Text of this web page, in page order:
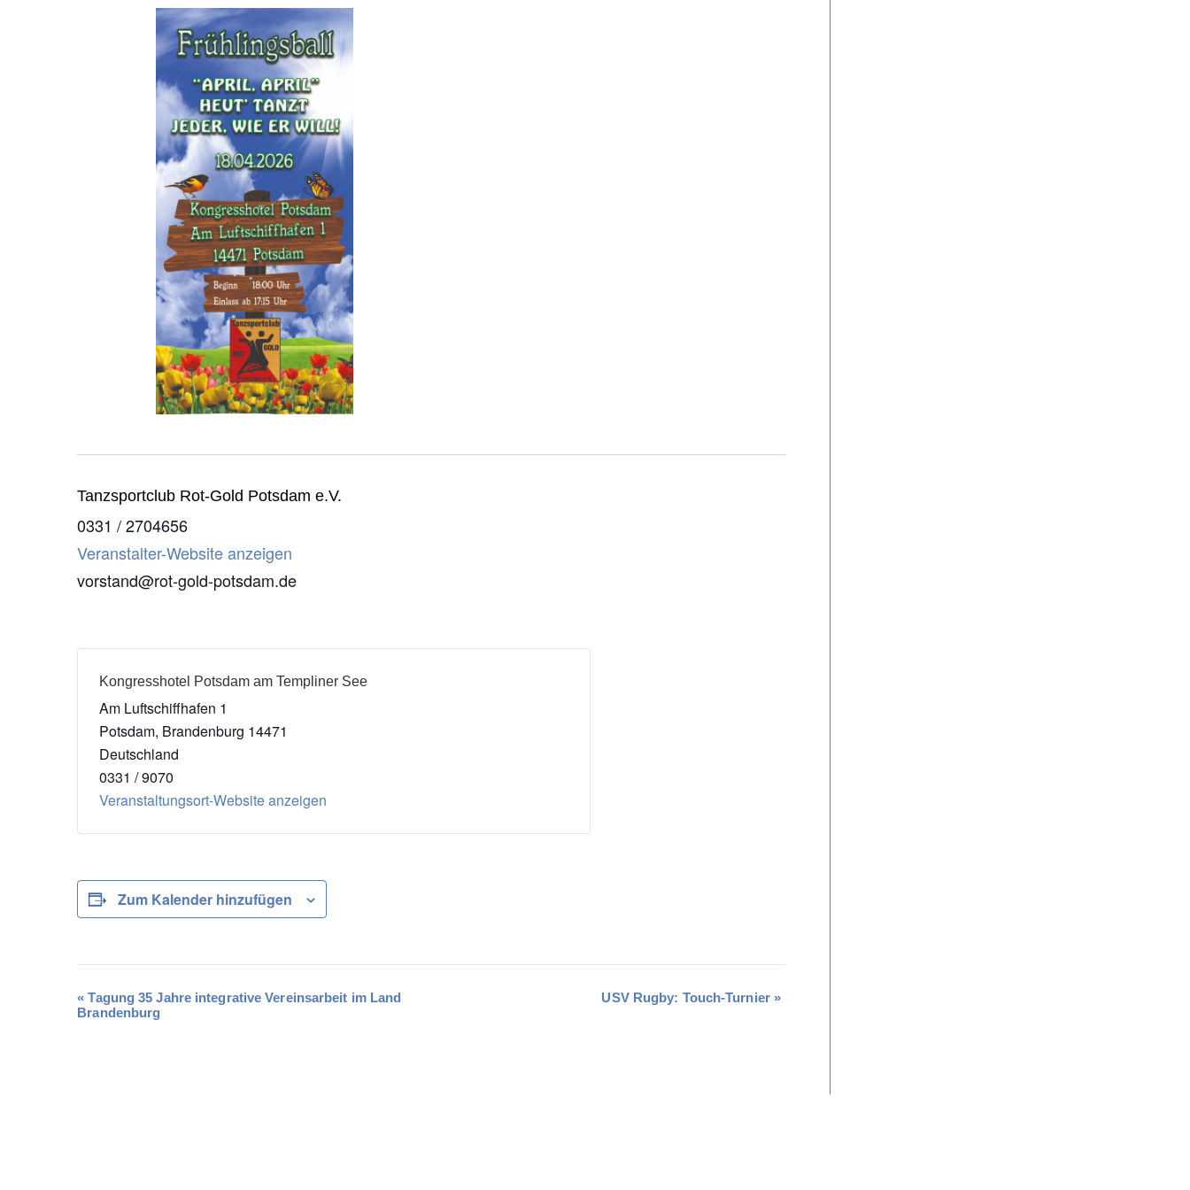
Tanzsportclub Rot-Gold Potsdam e.V.
0331 / 2704656
Veranstalter-Website anzeigen
vorstand@rot-gold-potsdam.de
Kongresshotel Potsdam am Templiner See
Am Luftschiffhafen 1
Potsdam, Brandenburg 14471
Deutschland
0331 / 9070
Veranstaltungsort-Website anzeigen
Zum Kalender hinzufügen
V
e
« Tagung 35 Jahre integrative Vereinsarbeit im Land
Brandenburg
USV Rugby: Touch-Turnier »